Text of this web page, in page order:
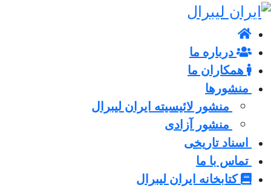
درباره ما
همکاران ما
منشورها
منشور لائیسیته ایران لیبرال
منشور آزادی
اسناد تاریخی
تماس با ما
کتابخانه ایران لیبرال